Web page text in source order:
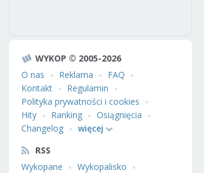
WYKOP © 2005-2026
O nas
Reklama
FAQ
Kontakt
Regulamin
Polityka prywatności i cookies
Hity
Ranking
Osiągnięcia
Changelog
więcej
RSS
Wykopane
Wykopalisko